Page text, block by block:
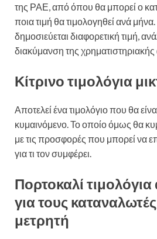
της ΡΑΕ, από όπου θα μπορεί ο
ποια τιμή θα τιμολογηθεί ανά
δημοσιεύεται διαφορετική τιμή,
διακύμανση της χρηματιστηριακής
Κίτρινο τιμολόγια
Αποτελεί ένα τιμολόγιο που θα
κυμαινόμενο. Το οποίο όμως θα
με τις προσφορές που μπορεί να
για τι τον συμφέρει.
Πορτοκαλί τιμολόγια
για τους
μετρητή